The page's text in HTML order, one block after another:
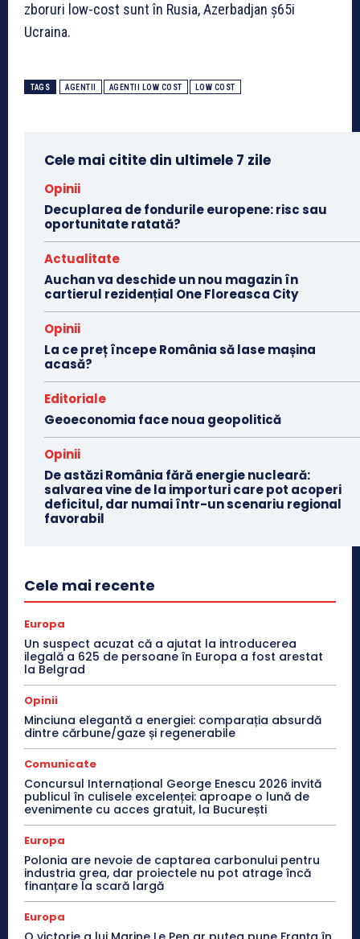
zboruri low-cost sunt în Rusia, Azerbadjan ș65i
Ucraina.
TAGS AGENTII AGENTII LOW COST LOW COST
Cele mai citite din ultimele 7 zile
Opinii
Decuplarea de fondurile europene: risc sau
oportunitate ratată?
Actualitate
Auchan va deschide un nou magazin în
cartierul rezidențial One Floreasca City
Opinii
La ce preț începe România să lase mașina
acasă?
Editoriale
Geoeconomia face noua geopolitică
Opinii
De astăzi România fără energie nucleară:
salvarea vine de la importuri care pot acoperi
deficitul, dar numai într-un scenariu regional
favorabil
Cele mai recente
Europa
Un suspect acuzat că a ajutat la introducerea
ilegală a 625 de persoane în Europa a fost arestat
la Belgrad
Opinii
Minciuna elegantă a energiei: comparația absurdă
dintre cărbune/gaze și regenerabile
Comunicate
Concursul Internațional George Enescu 2026 invită
publicul în culisele excelenței: aproape o lună de
evenimente cu acces gratuit, la București
Europa
Polonia are nevoie de captarea carbonului pentru
industria grea, dar proiectele nu pot atrage încă
finanțare la scară largă
Europa